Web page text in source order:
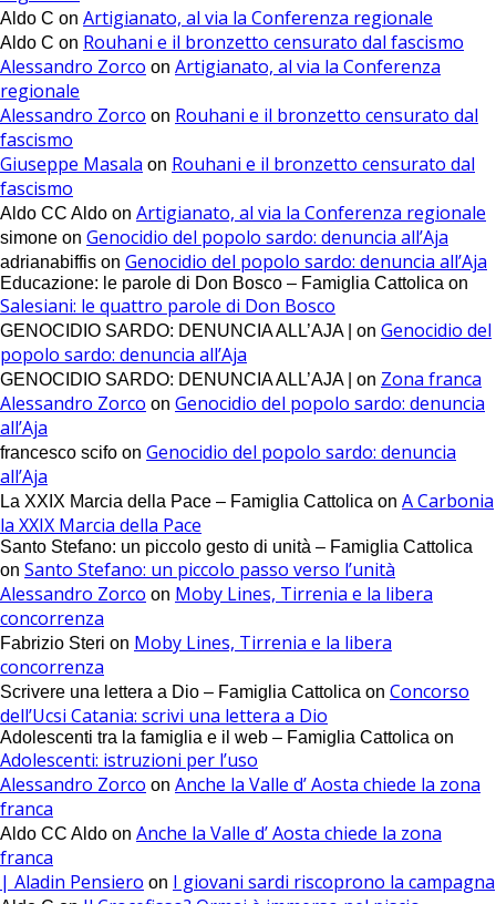
Aldo C on Artigianato, al via la Conferenza regionale
Aldo C on Rouhani e il bronzetto censurato dal fascismo
Alessandro Zorco on Artigianato, al via la Conferenza
regionale
Alessandro Zorco on Rouhani e il bronzetto censurato dal
fascismo
Giuseppe Masala on Rouhani e il bronzetto censurato dal
fascismo
Aldo CC Aldo on Artigianato, al via la Conferenza regionale
simone on Genocidio del popolo sardo: denuncia all’Aja
adrianabiffis on Genocidio del popolo sardo: denuncia all’Aja
Educazione: le parole di Don Bosco – Famiglia Cattolica on
Salesiani: le quattro parole di Don Bosco
GENOCIDIO SARDO: DENUNCIA ALL’AJA | on Genocidio del
popolo sardo: denuncia all’Aja
GENOCIDIO SARDO: DENUNCIA ALL’AJA | on Zona franca
Alessandro Zorco on Genocidio del popolo sardo: denuncia
all’Aja
francesco scifo on Genocidio del popolo sardo: denuncia
all’Aja
La XXIX Marcia della Pace – Famiglia Cattolica on A Carbonia
la XXIX Marcia della Pace
Santo Stefano: un piccolo gesto di unità – Famiglia Cattolica
on Santo Stefano: un piccolo passo verso l’unità
Alessandro Zorco on Moby Lines, Tirrenia e la libera
concorrenza
Fabrizio Steri on Moby Lines, Tirrenia e la libera
concorrenza
Scrivere una lettera a Dio – Famiglia Cattolica on Concorso
dell’Ucsi Catania: scrivi una lettera a Dio
Adolescenti tra la famiglia e il web – Famiglia Cattolica on
Adolescenti: istruzioni per l’uso
Alessandro Zorco on Anche la Valle d’ Aosta chiede la zona
franca
Aldo CC Aldo on Anche la Valle d’ Aosta chiede la zona
franca
| Aladin Pensiero on I giovani sardi riscoprono la campagna